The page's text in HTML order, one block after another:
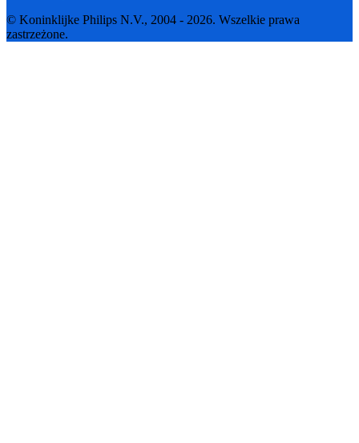
© Koninklijke Philips N.V., 2004 - 2026. Wszelkie prawa
zastrzeżone.